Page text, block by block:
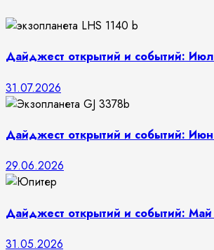
Дайджест открытий и событий:
31.07.2026
Дайджест открытий и событий:
29.06.2026
Дайджест открытий и событий:
31.05.2026